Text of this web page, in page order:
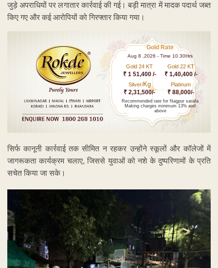
जुड़े अपराधियों पर लगातार कार्रवाई की गई। बड़ी मात्रा में मादक पदार्थ जब्त
किए गए और कई आरोपियों को गिरफ्तार किया गया।
Gold Rate
Aug 8 ,2026 - Time 10.30Hrs
Gold 24 KT
₹ 1 51,400 /-
Gold 22 KT
₹ 1,40,400 /-
Silver/Kg
₹ 2,31,500/-
Platinum
₹ 88,000/-
Recommended rate for Nagpur sarafa
Making charges minimum 13% and
above
सिर्फ कानूनी कार्रवाई तक सीमित न रहकर उन्होंने स्कूलों और कॉलेजों में
जागरूकता कार्यक्रम चलाए, जिससे युवाओं को नशे के दुष्परिणामों के प्रति
सचेत किया जा सके।